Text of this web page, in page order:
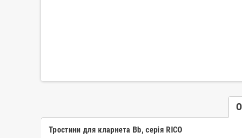
Тростини для кларнета Bb, серія RICO